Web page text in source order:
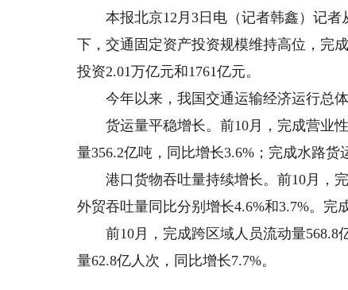
本报北京12月3日电（记者韩鑫）记者
下，交通固定资产投资规模维持高位，完
投资2.01万亿元和1761亿元。
今年以来，我国交通运输经济运行总体
货运量平稳增长。前10月，完成营业性
量356.2亿吨，同比增长3.6%；完成水路货
港口货物吞吐量持续增长。前10月，完
外贸吞吐量同比分别增长4.6%和3.7%。完
前10月，完成跨区域人员流动量568.8
量62.8亿人次，同比增长7.7%。